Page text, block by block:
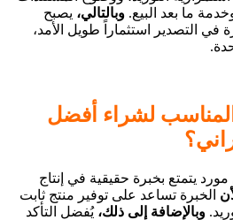
ما بعد البيع. وبالتالي، يصبح
في التصدير استثماراً طويل الأمد،
لشراء أفضل
يتمتع بخبرة حقيقية في إنتاج
الخبرة تساعد على توفير منتج ثابت
وبالإضافة إلى ذلك، يُفضل التأكد